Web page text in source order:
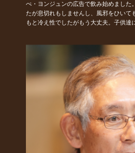
ぺ・ヨンジュンの広告で飲み始めました
たが息切れもしませんし、風邪をひいて
もと冷え性でしたがもう大丈夫。子供達